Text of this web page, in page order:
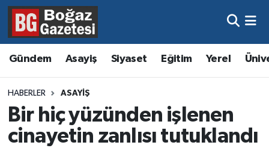
Gündem Asayiş Siyaset Eğitim Yerel
HABERLER ASAYIŞ
Bir hiç yüzünden işlenen
cinayetin zanlısı tutuklandı
Asayiş
Eğitim
Ekonomi
Gündem
Hava Durumu
Trafik Durumu
Süper Lig Puan Durumu ve Fikstür
Tüm Manşetler